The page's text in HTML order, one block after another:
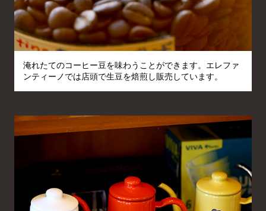
淹れたてのコーヒー豆を味わうことができます。エレファ
ンティーノでは店頭で生豆を焙煎し販売しています。